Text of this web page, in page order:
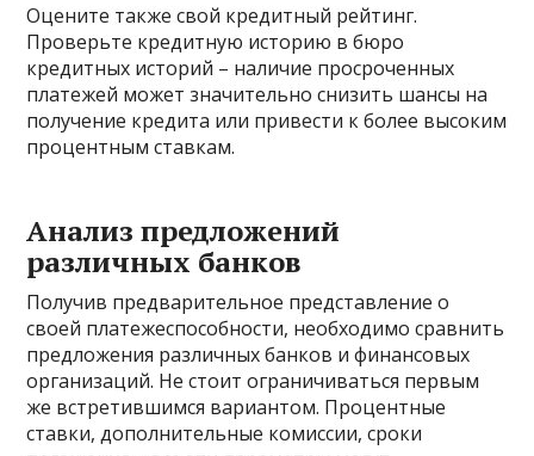
Оцените также свой кредитный рейтинг.
Проверьте кредитную историю в бюро
кредитных историй – наличие просроченных
платежей может значительно снизить шансы на
получение кредита или привести к более высоким
процентным ставкам.
Анализ предложений
различных банков
Получив предварительное представление о
своей платежеспособности, необходимо сравнить
предложения различных банков и финансовых
организаций. Не стоит ограничиваться первым
же встретившимся вариантом. Процентные
ставки, дополнительные комиссии, сроки